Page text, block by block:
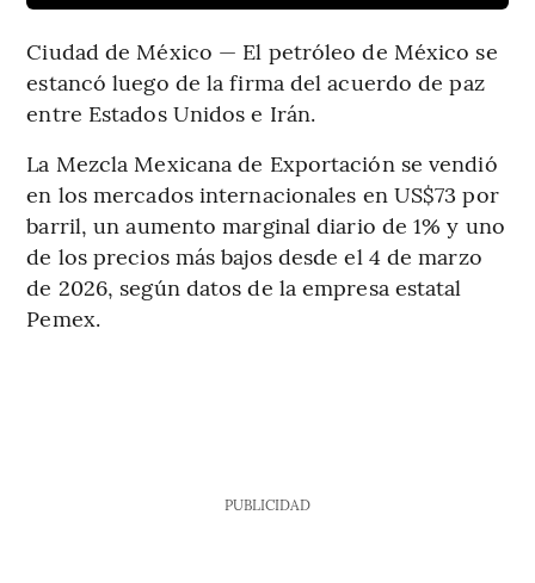
Ciudad de México — El petróleo de México se
estancó luego de la firma del acuerdo de paz
entre Estados Unidos e Irán.
La Mezcla Mexicana de Exportación se vendió
en los mercados internacionales en US$73 por
barril, un aumento marginal diario de 1% y uno
de los precios más bajos desde el 4 de marzo
de 2026, según datos de la empresa estatal
Pemex.
PUBLICIDAD